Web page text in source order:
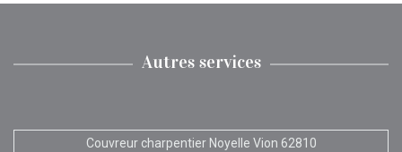
Autres services
Couvreur charpentier Noyelle Vion 62810